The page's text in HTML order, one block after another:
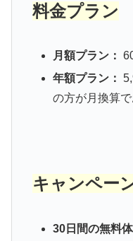
料金プラン
月額プラン：
年額プラン：
の方が月換算
キャンペー
30日間の無料